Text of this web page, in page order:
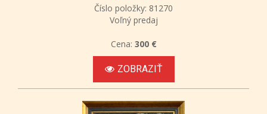
Číslo položky: 81270
Voľný predaj
Cena: 300 €
ZOBRAZIŤ